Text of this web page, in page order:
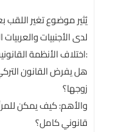
يُثير موضوع تغير اللقب
لدى الأجنبيات
اختلاف الأنظمة القانونية بين الدول. السؤال المحوري هنا هو:
هل يفرض القانون
زوجها؟
والأهم: كيف يمكن
قانوني كامل؟